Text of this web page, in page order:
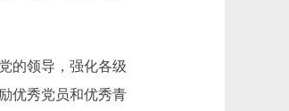
的领导，强化各级
优秀党员和优秀青